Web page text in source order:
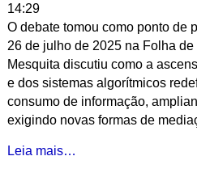
14:29
O debate tomou como ponto de
26 de julho de 2025 na Folha
Mesquita discutiu como a
e dos sistemas algorítmicos
consumo de informação,
exigindo novas formas de
O
Leia mais…